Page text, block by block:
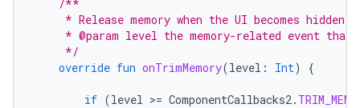
/**
* Release memory when the UI becomes hidden
* @param level the memory-related event that
     */
override fun onTrimMemory(level : Int) {
if (level >= ComponentCallbacks2 .